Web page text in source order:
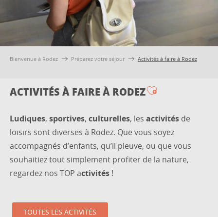
Bienvenue à Rodez Préparez votre séjour Activités à faire à Rodez
ACTIVITÉS À FAIRE À RODEZ
Ludiques, sportives, culturelles, les activités de
loisirs sont diverses à Rodez. Que vous soyez
accompagnés d’enfants, qu’il pleuve, ou que vous
souhaitiez tout simplement profiter de la nature,
regardez nos TOP activités !
TOUTES LES ACTIVITÉS